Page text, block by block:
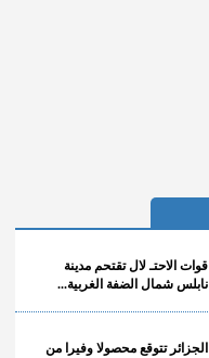
قوات الاحتـ لال تقتحم مدينة
نابلس شمال الضفة الغربية...
الجزائر تتوقع محصولا وفيرا من